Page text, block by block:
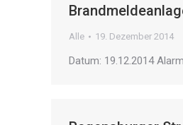
Alle 19. Dezember 2014
Datum: 19.12.2014